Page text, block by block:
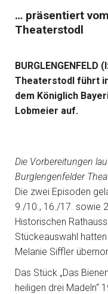
… präsentiert
Theaterstodl
Theaterstodl führt
dem Königlich
Lobmeier auf.
Die Vorbereitungen
Burglengenfelder
Die zwei Episoden
9./10., 16./17. sowie
Historischen
Stückeauswahl
Melanie Siffler
Das Stück „Das
heiligen drei Madeln“